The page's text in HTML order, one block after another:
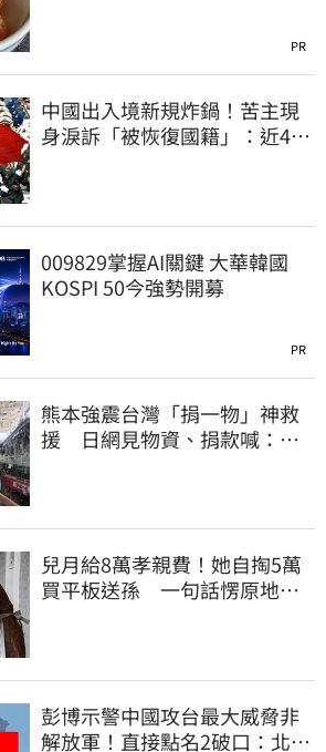
PR
中國出入境新規炸鍋！苦主現
身淚訴「被恢復國籍」：近4億
009829掌握AI關鍵 大華韓國
KOSPI 50今強勢開募
PR
熊本強震台灣「捐一物」神救
援 日網見物資、捐款喊：比
兒月給8萬孝親費！她自掏5萬
買平板送孫 一句話愣原地
彭博示警中國攻台最大威脅非
解放軍！直接點名2破口：北京